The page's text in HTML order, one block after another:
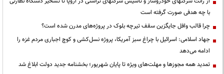
با چه هدفی صورت گرفته است
چرا قالب وافل جایگزین سقف تیرچه بلوک در پروژه‌های مدرن شده است؟
جهاد اسلامی: اسرائیل با چراغ سبز آمریکا، پروژه نسل‌کشی و کوچ اجباری مردم غزه را
ادامه می‌دهد
تمدید همه مجوزها و مهلت‌های ویژه تا پایان شهریور؛ بخشنامه جدید دولت ابلاغ شد